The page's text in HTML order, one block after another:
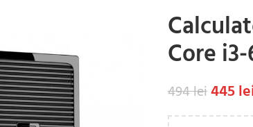
Core
494lei445